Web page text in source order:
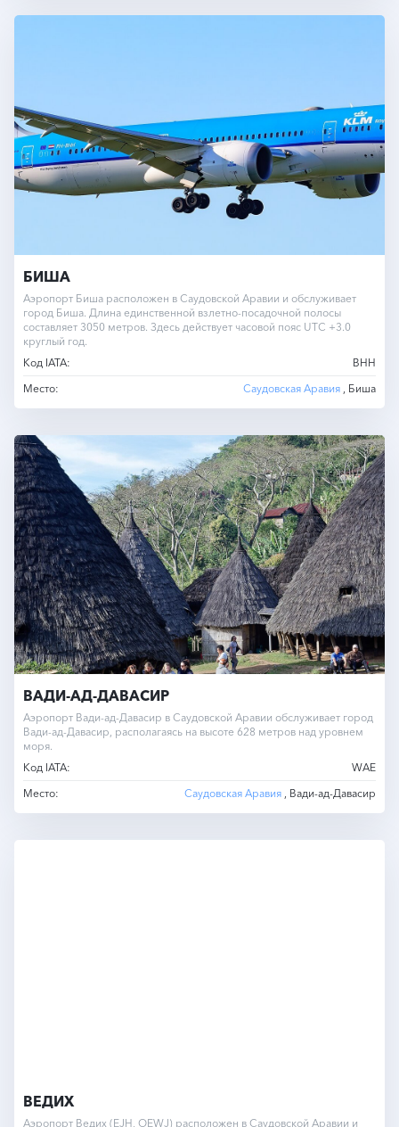
БИША
Аэропорт Биша расположен в Саудовской Аравии и обслуживает
город Биша. Длина единственной взлетно-посадочной полосы
составляет 3050 метров. Здесь действует часовой пояс UTC +3.0
круглый год.
Код IATA:
BHH
Место:
Саудовская Аравия , Биша
ВАДИ-АД-ДАВАСИР
Аэропорт Вади-ад-Давасир в Саудовской Аравии обслуживает город
Вади-ад-Давасир, располагаясь на высоте 628 метров над уровнем
моря.
Код IATA:
WAE
Место:
Саудовская Аравия , Вади-ад-Давасир
ВЕДИХ
Аэропорт Ведих (EJH, OEWJ) расположен в Саудовской Аравии и